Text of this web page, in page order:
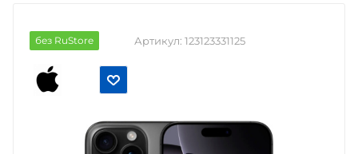
без RuStore Артикул: 123123331125